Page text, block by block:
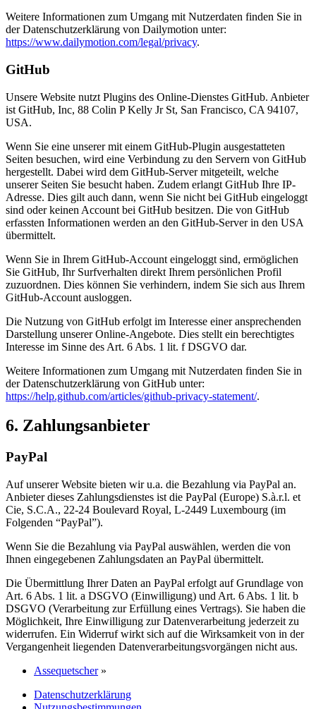
Weitere Informationen zum Umgang mit Nutzerdaten finden Sie in
der Datenschutzerklärung von Dailymotion unter:
https://www.dailymotion.com/legal/privacy.
GitHub
Unsere Website nutzt Plugins des Online-Dienstes GitHub. Anbieter
ist GitHub, Inc, 88 Colin P Kelly Jr St, San Francisco, CA 94107,
USA.
Wenn Sie eine unserer mit einem GitHub-Plugin ausgestatteten
Seiten besuchen, wird eine Verbindung zu den Servern von GitHub
hergestellt. Dabei wird dem GitHub-Server mitgeteilt, welche
unserer Seiten Sie besucht haben. Zudem erlangt GitHub Ihre IP-
Adresse. Dies gilt auch dann, wenn Sie nicht bei GitHub eingeloggt
sind oder keinen Account bei GitHub besitzen. Die von GitHub
erfassten Informationen werden an den GitHub-Server in den USA
übermittelt.
Wenn Sie in Ihrem GitHub-Account eingeloggt sind, ermöglichen
Sie GitHub, Ihr Surfverhalten direkt Ihrem persönlichen Profil
zuzuordnen. Dies können Sie verhindern, indem Sie sich aus Ihrem
GitHub-Account ausloggen.
Die Nutzung von GitHub erfolgt im Interesse einer ansprechenden
Darstellung unserer Online-Angebote. Dies stellt ein berechtigtes
Interesse im Sinne des Art. 6 Abs. 1 lit. f DSGVO dar.
Weitere Informationen zum Umgang mit Nutzerdaten finden Sie in
der Datenschutzerklärung von GitHub unter:
https://help.github.com/articles/github-privacy-statement/.
6. Zahlungsanbieter
PayPal
Auf unserer Website bieten wir u.a. die Bezahlung via PayPal an.
Anbieter dieses Zahlungsdienstes ist die PayPal (Europe) S.à.r.l. et
Cie, S.C.A., 22-24 Boulevard Royal, L-2449 Luxembourg (im
Folgenden “PayPal”).
Wenn Sie die Bezahlung via PayPal auswählen, werden die von
Ihnen eingegebenen Zahlungsdaten an PayPal übermittelt.
Die Übermittlung Ihrer Daten an PayPal erfolgt auf Grundlage von
Art. 6 Abs. 1 lit. a DSGVO (Einwilligung) und Art. 6 Abs. 1 lit. b
DSGVO (Verarbeitung zur Erfüllung eines Vertrags). Sie haben die
Möglichkeit, Ihre Einwilligung zur Datenverarbeitung jederzeit zu
widerrufen. Ein Widerruf wirkt sich auf die Wirksamkeit von in der
Vergangenheit liegenden Datenverarbeitungsvorgängen nicht aus.
Assequetscher »
Datenschutzerklärung